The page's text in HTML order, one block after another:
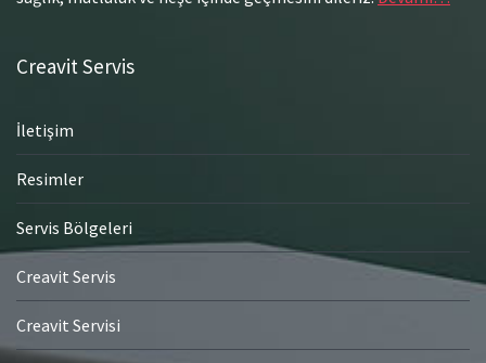
Creavit Servis
İletişim
Resimler
Servis Bölgeleri
Creavit Servis
Creavit Servisi